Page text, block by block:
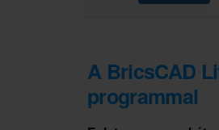
A BricsCAD
programmal